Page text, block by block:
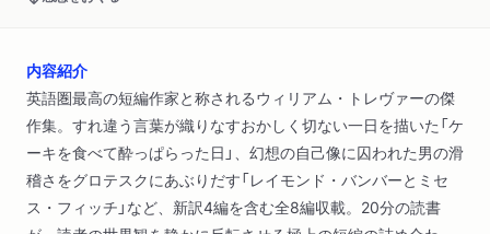
内容紹介
英語圏最高の短編作家と称されるウィリアム・トレヴァーの傑
作集。すれ違う言葉が織りなすおかしく切ない一日を描いた「ケ
ーキを食べて酔っぱらった日」、幻想の自己像に囚われた男の滑
稽さをグロテスクにあぶりだす「レイモンド・バンバーとミセ
ス・フィッチ」など、新訳4編を含む全8編収載。20分の読書